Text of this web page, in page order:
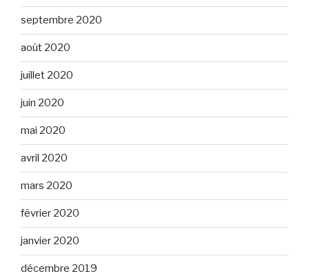
septembre 2020
août 2020
juillet 2020
juin 2020
mai 2020
avril 2020
mars 2020
février 2020
janvier 2020
décembre 2019